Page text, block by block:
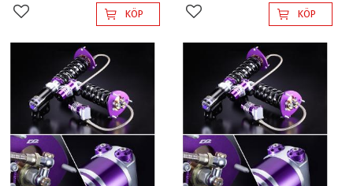
Lägg till i favoriterKÖP Lägg till i favoriterKÖP